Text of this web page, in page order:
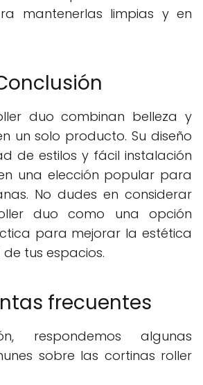
mantenerlas limpias y en
duo combinan belleza y
un solo producto. Su diseño
de estilos y fácil instalación
una elección popular para
No dudes en considerar
duo como una opción
para mejorar la estética
tus espacios.
frecuentes
respondemos algunas
sobre las cortinas roller